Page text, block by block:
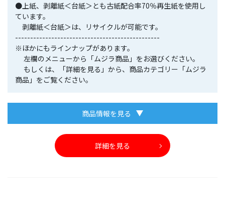
●上紙、剥離紙＜台紙＞とも古紙配合率70％再生紙を使用し
ています。
剥離紙＜台紙＞は、リサイクルが可能です。
------------------------------------------------
※ほかにもラインナップがあります。
左欄のメニューから「ムジラ商品」をお選びください。
もしくは、「詳細を見る」から、商品カテゴリー「ムジラ
商品」をご覧ください。
商品情報を見る
詳細を見る